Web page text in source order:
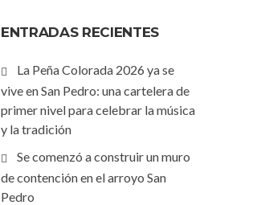
ENTRADAS RECIENTES
La Peña Colorada 2026 ya se
vive en San Pedro: una cartelera de
primer nivel para celebrar la música
y la tradición
Se comenzó a construir un muro
de contención en el arroyo San
Pedro